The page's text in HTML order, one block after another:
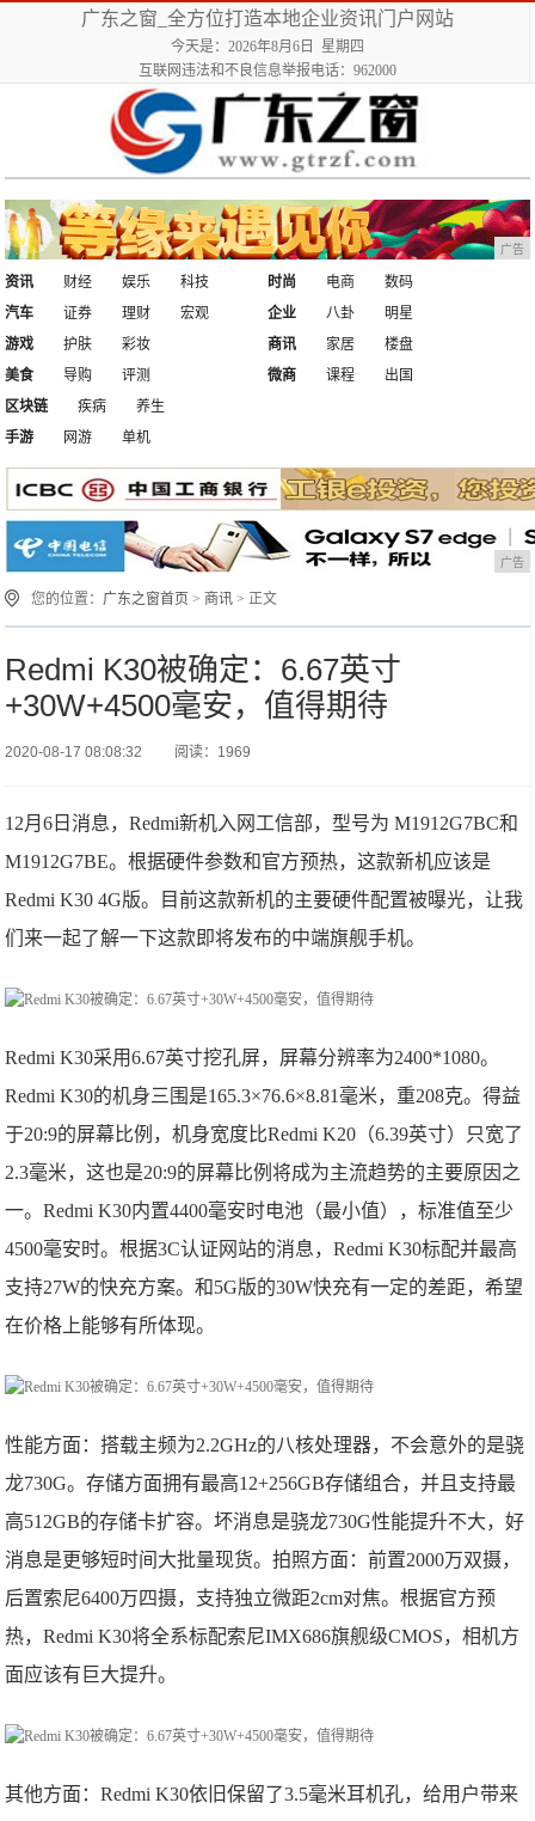
广东之窗_全方位打造本地企业资讯门户网站
今天是：2026年8月6日 星期四
互联网违法和不良信息举报电话：962000
广告
资讯 财经 娱乐
科技
汽车
证券 理财 宏观
时尚 电商
数码
企业
八卦
明星
游戏
护肤
彩妆
美食
导购 评测
商讯 家居
楼盘
微商
课程
出国
区块链
疾病
养生
手游
网游 单机
广告
您的位置： 广东之窗首页 > 商讯 > 正文
Redmi K30被确定：6.67英寸
+30W+4500毫安，值得期待
2020-08-17 08:08:32 阅读：1969
12月6日消息，Redmi新机入网工信部，型号为 M1912G7BC和
M1912G7BE。根据硬件参数和官方预热，这款新机应该是
Redmi K30 4G版。目前这款新机的主要硬件配置被曝光，让我
们来一起了解一下这款即将发布的中端旗舰手机。
Redmi K30采用6.67英寸挖孔屏，屏幕分辨率为2400*1080。
Redmi K30的机身三围是165.3×76.6×8.81毫米，重208克。得益
于20:9的屏幕比例，机身宽度比Redmi K20（6.39英寸）只宽了
2.3毫米，这也是20:9的屏幕比例将成为主流趋势的主要原因之
一。Redmi K30内置4400毫安时电池（最小值），标准值至少
4500毫安时。根据3C认证网站的消息，Redmi K30标配并最高
支持27W的快充方案。和5G版的30W快充有一定的差距，希望
在价格上能够有所体现。
性能方面：搭载主频为2.2GHz的八核处理器，不会意外的是骁
龙730G。存储方面拥有最高12+256GB存储组合，并且支持最
高512GB的存储卡扩容。坏消息是骁龙730G性能提升不大，好
消息是更够短时间大批量现货。拍照方面：前置2000万双摄，
后置索尼6400万四摄，支持独立微距2cm对焦。根据官方预
热，Redmi K30将全系标配索尼IMX686旗舰级CMOS，相机方
面应该有巨大提升。
其他方面：Redmi K30依旧保留了3.5毫米耳机孔，给用户带来